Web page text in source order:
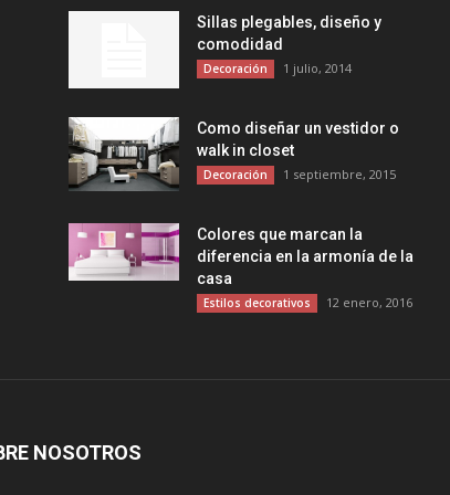
Sillas plegables, diseño y
comodidad
Decoración 1 julio, 2014
Como diseñar un vestidor o
walk in closet
Decoración 1 septiembre, 2015
Colores que marcan la
diferencia en la armonía de la
casa
Estilos decorativos 12 enero, 2016
NOSOTROS